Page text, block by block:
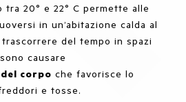
tra 20° e 22° C permette alle
in un’abitazione calda al
del tempo in spazi
causare
corpo che favorisce lo
e tosse.